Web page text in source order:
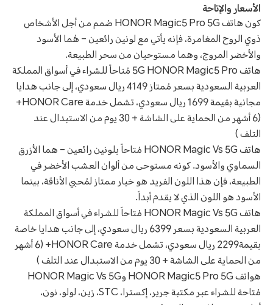
الأسعار والإتاحة
كون هاتف HONOR Magic5 Pro 5G صُمم من أجل الأشخاص
ذوي الروح المغامرة، فإنه يأتي مع لونين رائعين – هُما الأسود
والأخضر المروج، وهما مستوحيان من سحر الطبيعة.
هاتف 5G HONOR Magic5 Pro مُتاحاً للشراء في أسواق المملكة
العربية السعودية بسعر مُمتاز 4149 ريال سعودي، إلى جانب هدايا
مجانية بقيمة 1699 ريال سعودي، تشمل خدمة HONOR Care+
(6 أشهر من الحماية على الشاشة + 30 يوم من الاستبدال عند
التلف )
هاتف HONOR Magic Vs 5G مُتاحاً بلونين رائعين – هما الأزرق
السماوي والأسود. كونه مستوحى من ألوان العشب الأخضر في
الطبيعة، فإن هذا اللون الفريد هو خيار ممتاز لمُحبي الأناقة، بينما
الأسود هو اللون الذي لا يقدم أبداً.
هاتف HONOR Magic Vs 5G مُتاحاً للشراء في أسواق المملكة
العربية السعودية بسعر 6399 ريال سعودي، إلى جانب هدايا خاصة
بقيمة2299 ريال سعودي، تشمل خدمة HONOR Care+ (6 أشهر
من الحماية على الشاشة + 30 يوم من الاستبدال عند التلف )
هواتف HONOR Magic5 Pro 5G وHONOR Magic Vs 5G
مُتاحة للشراء عبر مكتبة جرير، إكسترا، STC، زين، لولو، نون،